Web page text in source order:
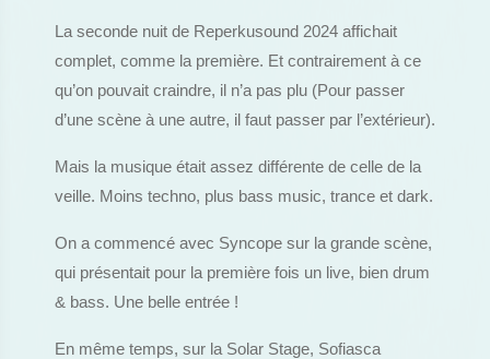
La seconde nuit de Reperkusound 2024 affichait
complet, comme la première. Et contrairement à ce
qu’on pouvait craindre, il n’a pas plu (Pour passer
d’une scène à une autre, il faut passer par l’extérieur).
Mais la musique était assez différente de celle de la
veille. Moins techno, plus bass music, trance et dark.
On a commencé avec Syncope sur la grande scène,
qui présentait pour la première fois un live, bien drum
& bass. Une belle entrée !
En même temps, sur la Solar Stage, Sofiasca